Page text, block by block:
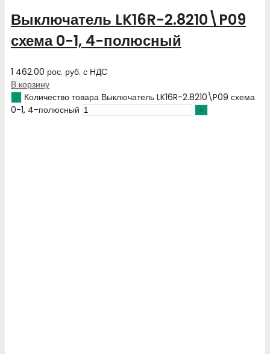
Выключатель LK16R-2.8210\P09
схема 0-1, 4-полюсный
1 462.00 рос. руб. с НДС
В корзину
Количество товара Выключатель LK16R-2.8210\P09 схема
0-1, 4-полюсный